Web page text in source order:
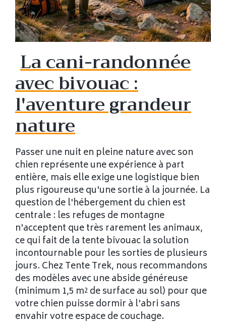
La cani-randonnée
avec bivouac :
l'aventure grandeur
nature
Passer une nuit en pleine nature avec son
chien représente une expérience à part
entière, mais elle exige une logistique bien
plus rigoureuse qu'une sortie à la journée. La
question de l'hébergement du chien est
centrale : les refuges de montagne
n'acceptent que très rarement les animaux,
ce qui fait de la tente bivouac la solution
incontournable pour les sorties de plusieurs
jours. Chez Tente Trek, nous recommandons
des modèles avec une abside généreuse
(minimum 1,5 m² de surface au sol) pour que
votre chien puisse dormir à l'abri sans
envahir votre espace de couchage.